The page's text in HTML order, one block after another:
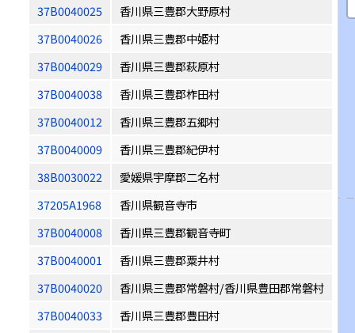
37B0040025
香川県三豊郡大野原村
37B0040026
香川県三豊郡中姫村
37B0040029
香川県三豊郡萩原村
37B0040038
香川県三豊郡柞田村
37B0040012
香川県三豊郡五郷村
37B0040009
香川県三豊郡紀伊村
38B0030022
愛媛県宇摩郡二名村
37205A1968
香川県観音寺市
37B0040008
香川県三豊郡観音寺町
37B0040001
香川県三豊郡粟井村
37B0040020
香川県三豊郡常磐村/香川県豊田郡常磐村
37B0040033
香川県三豊郡豊田村